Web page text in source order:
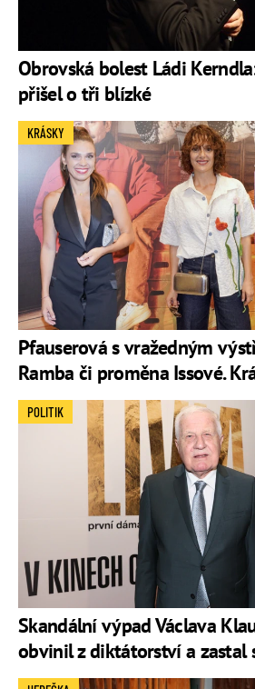
Obrovská bolest Ládi
přišel o tři blízké
Pfauserová s vražedným
Ramba či proměna Issové.
KRÁSKY
Skandální výpad Václava
obvinil z diktátorství a zastal
POLITIK